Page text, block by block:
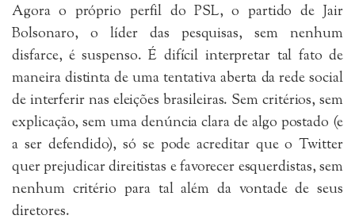
Agora o próprio perfil do PSL, o partido de Jair
Bolsonaro, o líder das pesquisas, sem nenhum
disfarce, é suspenso. É difícil interpretar tal fato de
maneira distinta de uma tentativa aberta da rede social
de interferir nas eleições brasileiras. Sem critérios, sem
explicação, sem uma denúncia clara de algo postado (e
a ser defendido), só se pode acreditar que o Twitter
quer prejudicar direitistas e favorecer esquerdistas, sem
nenhum critério para tal além da vontade de seus
diretores.